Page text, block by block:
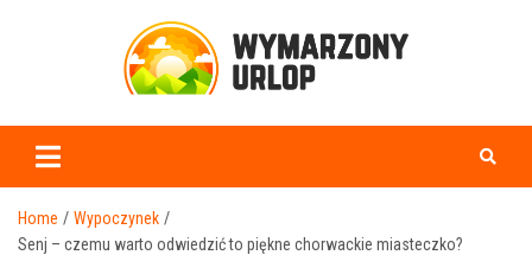
Home
Wypoczynek
Senj – czemu warto odwiedzić to piękne chorwackie miasteczko?